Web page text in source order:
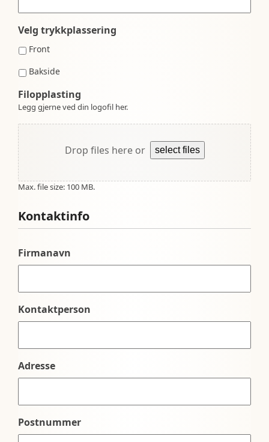
Velg trykkplassering
Front
Bakside
Filopplasting
Legg gjerne ved din logofil her.
Drop files here or select files
Max. file size: 100 MB.
Kontaktinfo
Firmanavn
Kontaktperson
Adresse
Postnummer